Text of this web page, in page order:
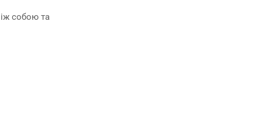
собою та